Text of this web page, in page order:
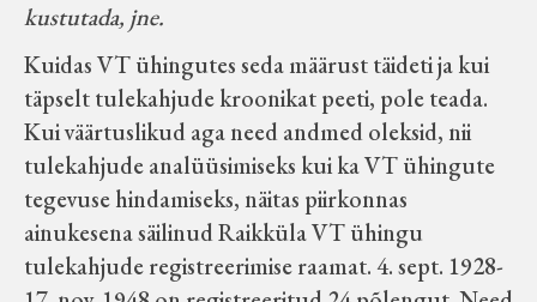
Otsi
Tagasiside
kustutada, jne.
Kuidas VT ühingutes seda määrust täideti ja kui
täpselt tulekahjude kroonikat peeti, pole teada.
Kui väärtuslikud aga need andmed oleksid, nii
tulekahjude analüüsimiseks kui ka VT ühingute
tegevuse hindamiseks, näitas piirkonnas
ainukesena säilinud Raikküla VT ühingu
tulekahjude registreerimise raamat. 4. sept. 1928-